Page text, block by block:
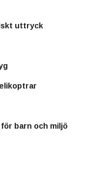
uttryck
för barn och miljö